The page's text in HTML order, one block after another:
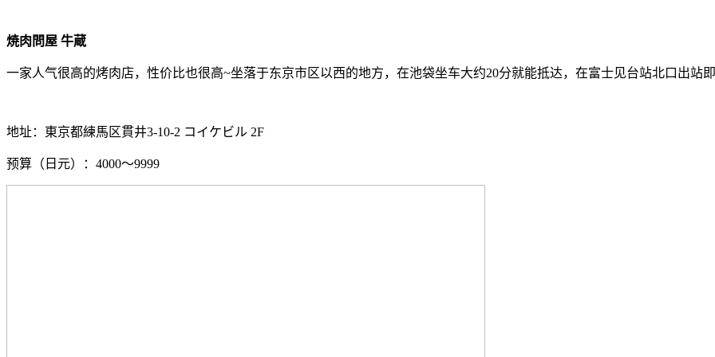
焼肉問屋 牛蔵
一家人气很高的烤肉店，性价比也很高~坐落于东京市区以西的地方，在池袋坐车大约20分就能抵达，在富士见台站北口出站即
地址：東京都練馬区貫井3-10-2 コイケビル 2F
预算（日元）：4000～9999